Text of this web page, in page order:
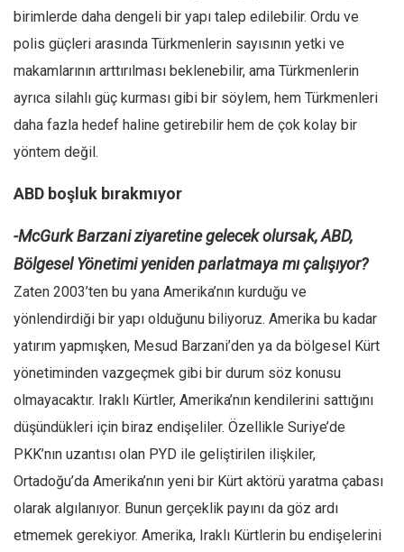
birimlerde daha dengeli bir yapı talep edilebilir. Ordu ve
polis güçleri arasında Türkmenlerin sayısının yetki ve
makamlarının arttırılması beklenebilir, ama Türkmenlerin
ayrıca silahlı güç kurması gibi bir söylem, hem Türkmenleri
daha fazla hedef haline getirebilir hem de çok kolay bir
yöntem değil.
ABD boşluk bırakmıyor
-McGurk Barzani ziyaretine gelecek olursak, ABD,
Bölgesel Yönetimi yeniden parlatmaya mı çalışıyor?
Zaten 2003’ten bu yana Amerika’nın kurduğu ve
yönlendirdiği bir yapı olduğunu biliyoruz. Amerika bu kadar
yatırım yapmışken, Mesud Barzani’den ya da bölgesel Kürt
yönetiminden vazgeçmek gibi bir durum söz konusu
olmayacaktır. Iraklı Kürtler, Amerika’nın kendilerini sattığını
düşündükleri için biraz endişeliler. Özellikle Suriye’de
PKK’nın uzantısı olan PYD ile geliştirilen ilişkiler,
Ortadoğu’da Amerika’nın yeni bir Kürt aktörü yaratma çabası
olarak algılanıyor. Bunun gerçeklik payını da göz ardı
etmemek gerekiyor. Amerika, Iraklı Kürtlerin bu endişelerini